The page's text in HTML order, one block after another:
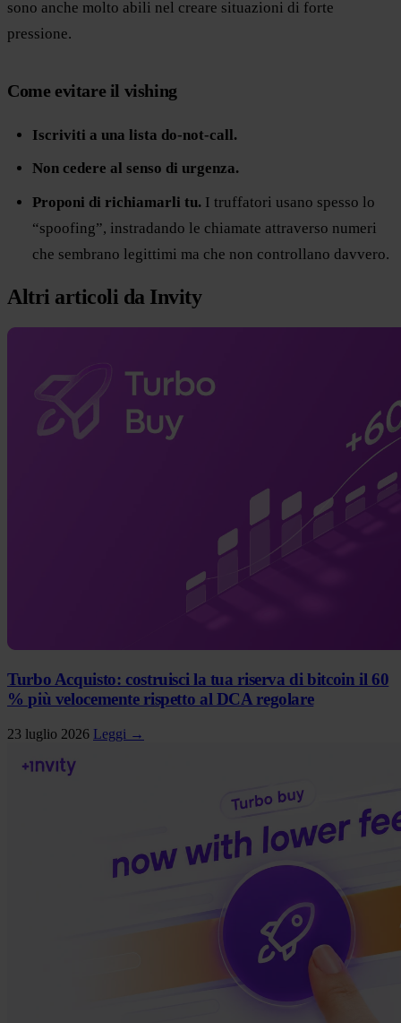
sono anche molto abili nel creare situazioni di forte
pressione.
Come evitare il vishing
Iscriviti a una lista do-not-call.
Non cedere al senso di urgenza.
Proponi di richiamarli tu.I truffatori usano spesso lo
“spoofing”, instradando le chiamate attraverso numeri
che sembrano legittimi ma che non controllano davvero.
Altri articoli da Invity
Turbo Acquisto: costruisci la tua riserva di bitcoin il 60
% più velocemente rispetto al DCA regolare
23 luglio 2026 Leggi →